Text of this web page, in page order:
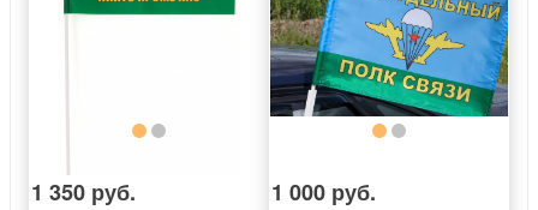
1 350 руб. 1 000 руб.